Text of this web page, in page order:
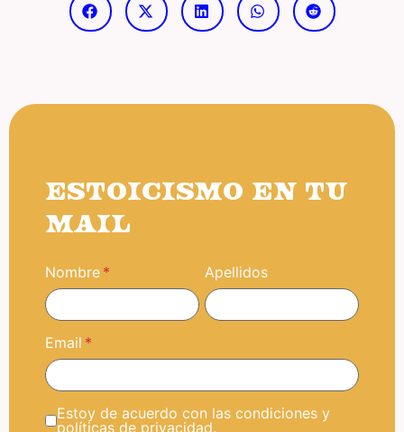
ESTOICISMO EN TU
MAIL
Nombre Apellidos
Email
Estoy de acuerdo con las condiciones y
políticas de privacidad.